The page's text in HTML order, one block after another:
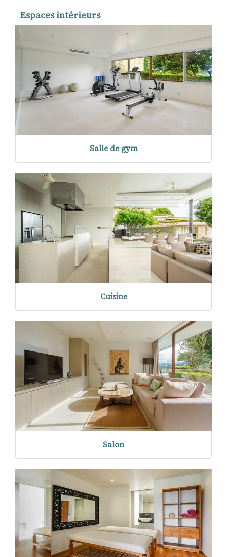
Espaces intérieurs
Salle de gym
Cuisine
Salon